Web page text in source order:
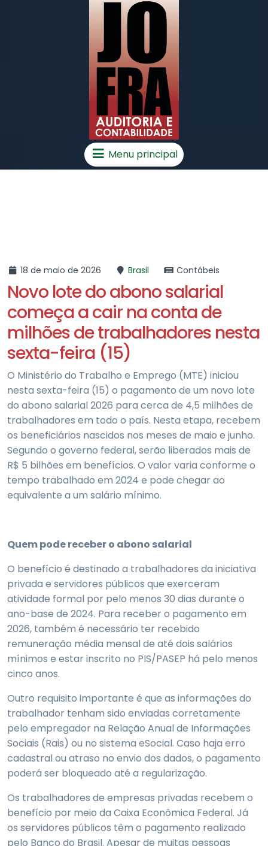
Menu principal
18 de maio de 2026 Brasil Contábeis
Novo lote do abono salarial
começa a cair na conta de
milhões de trabalhadores nesta
sexta-feira (15)
O Ministério do Trabalho e Emprego (MTE) iniciou
nesta sexta-feira (15) o pagamento de um novo lote
do abono salarial 2026 para cerca de 4,5 milhões de
trabalhadores em todo o país. Nesta etapa, recebem
os beneficiários nascidos nos meses de maio e junho.
Segundo o governo federal, serão liberados mais de
R$ 5 bilhões em benefícios. O valor varia conforme o
tempo trabalhado em 2024 e pode chegar ao
equivalente a um salário mínimo.
Quem pode receber o abono salarial
O benefício é destinado a trabalhadores da iniciativa
privada e servidores públicos que exerceram
atividade formal por pelo menos 30 dias durante o
ano-base de 2024. Para receber o pagamento em
2026, também é necessário ter recebido
remuneração média mensal de até dois salários
mínimos e estar inscrito no PIS/PASEP há pelo menos
cinco anos.
Outro requisito importante é que as informações do
trabalhador tenham sido enviadas corretamente
pelo empregador na Relação Anual de Informações
Sociais (Rais) ou no sistema eSocial. Caso haja erro
cadastral ou atraso no envio dos dados, o pagamento
poderá ser bloqueado até a regularização.
Os trabalhadores de empresas privadas recebem o
benefício por meio da Caixa Econômica Federal. Já
os servidores públicos têm o pagamento realizado
pelo Banco do Brasil. Apesar de muitas pessoas